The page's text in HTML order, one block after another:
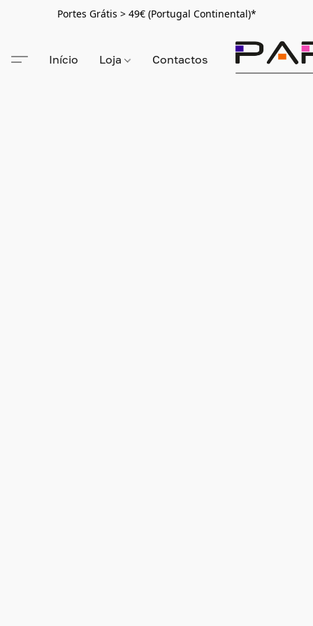
Portes Grátis > 49€ (Portugal Continental)*
Início Loja Contactos